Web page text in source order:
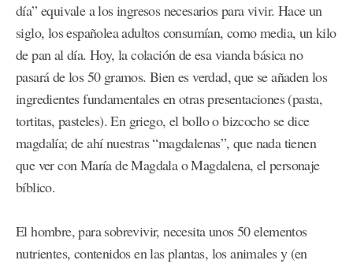
día” equivale a los ingresos necesarios para vivir. Hace un
siglo, los españolea adultos consumían, como media, un kilo
de pan al día. Hoy, la colación de esa vianda básica no
pasará de los 50 gramos. Bien es verdad, que se añaden los
ingredientes fundamentales en otras presentaciones (pasta,
tortitas, pasteles). En griego, el bollo o bizcocho se dice
magdalía; de ahí nuestras “magdalenas”, que nada tienen
que ver con María de Magdala o Magdalena, el personaje
bíblico.
El hombre, para sobrevivir, necesita unos 50 elementos
nutrientes, contenidos en las plantas, los animales y (en